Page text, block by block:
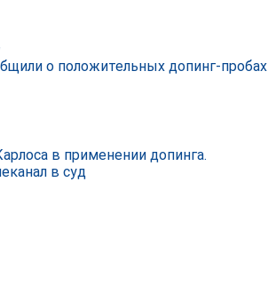
о положительных допинг-пробах
в применении допинга.
в суд